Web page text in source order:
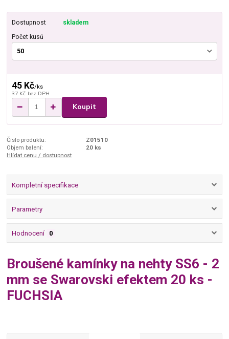
Dostupnost skladem
Počet kusů
45 Kč/ks
37 Kč bez DPH
Koupit
Číslo produktu:
Z01510
Objem balení:
20 ks
Hlídat cenu / dostupnost
Kompletní specifikace
Parametry
Hodnocení 0
Broušené kamínky na nehty SS6 - 2
mm se Swarovski efektem 20 ks -
FUCHSIA